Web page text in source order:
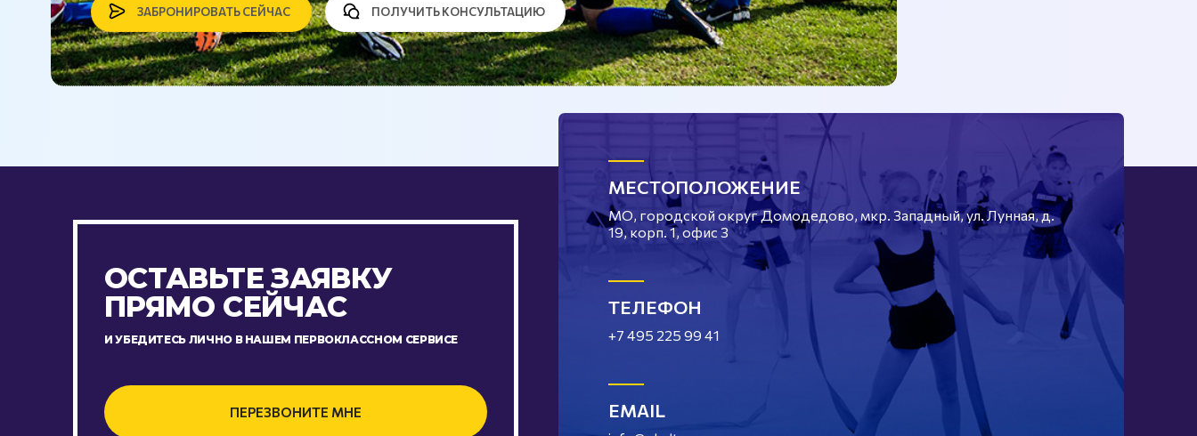
ЗАБРОНИРОВАТЬ СЕЙЧАС ПОЛУЧИТЬ КОНСУЛЬТАЦИЮ
ОСТАВЬТЕ ЗАЯВКУ
ПРЯМО СЕЙЧАС
И УБЕДИТЕСЬ ЛИЧНО В НАШЕМ ПЕРВОКЛАССНОМ СЕРВИСЕ
ПЕРЕЗВОНИТЕ МНЕ
МЕСТОПОЛОЖЕНИЕ
МО, городской округ Домодедово, мкр. Западный, ул. Лунная, д.
19, корп. 1, офис 3
ТЕЛЕФОН
+7 495 225 99 41
EMAIL